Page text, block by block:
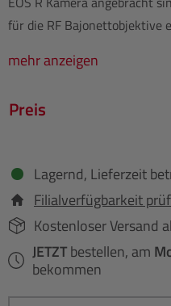
für die RF Bajonettobjektive
mehr anzeigen
Preis
Lagernd, Lieferzeit
Filialverfügbarkeit
Kostenloser Versand
JETZTbestellen, am
bekommen